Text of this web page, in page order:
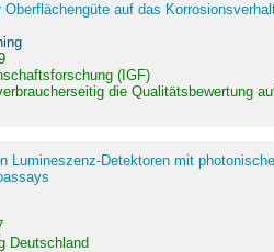
auf das
(IGF)
die Qualitätsbewertung
Lumineszenz-Detektoren mit
Deutschland